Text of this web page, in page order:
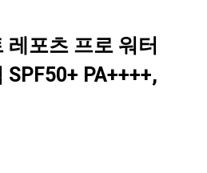
포츠 프로 워터
PA++++,